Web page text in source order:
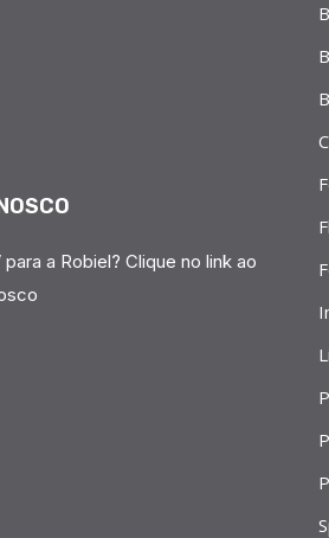
a Robiel? Clique no link ao